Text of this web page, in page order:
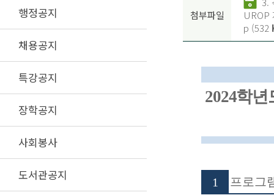
행정공지
채용공지
특강공지
장학공지
사회봉사
도서관공지
첨부파일
UROP
p (532
2024학년
1 프로그